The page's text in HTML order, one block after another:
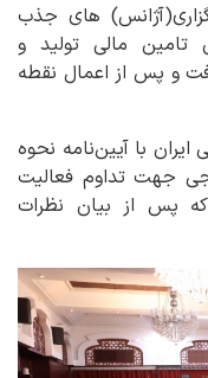
های جذب
موضوع ماده ۳۰ قانون تامین مالی تولید و
و پس از اعمال نقطه
با آیین‌نامه نحوه
جهت تداوم فعالیت
پس از بیان نظرات